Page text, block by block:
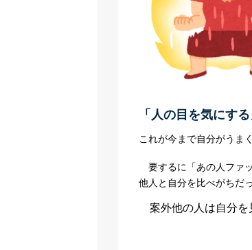
「人の目を気にす
これが今まで自分がうま
要するに「あの人ファ
他人と自分を比べがちだ
案外他の人は自分を